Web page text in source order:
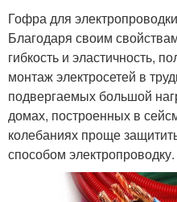
Гофра для
Благодаря своим
гибкость и эластичность,
монтаж электросетей в
подвергаемых большой
домах, построенных в
колебаниях проще
способом электропроводку.